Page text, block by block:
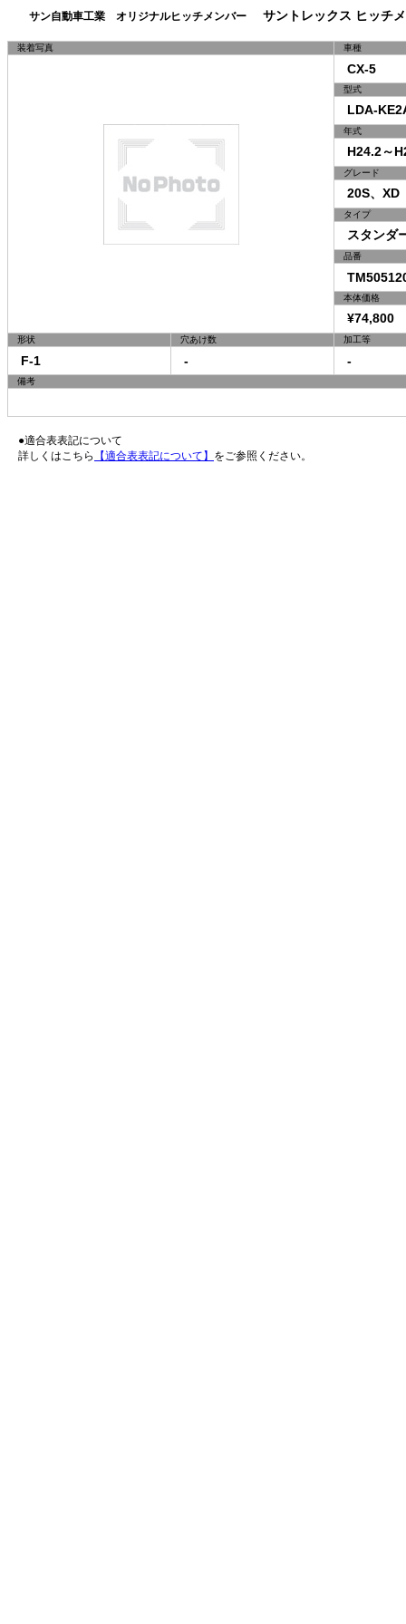
サン自動車工業 オリジナルヒッチメンバー サントレックス ヒッチ
装着写真 車種
CX-5
型式
LDA-
年式
H24.2～
グレード
20S、XD
タイプ
スタンダ
品番
本体価格
¥74,800
形状 穴あけ数 加工等
F-1 - -
備考
●適合表表記について
詳しくはこちら
【適合表表記について】 をご参照ください。